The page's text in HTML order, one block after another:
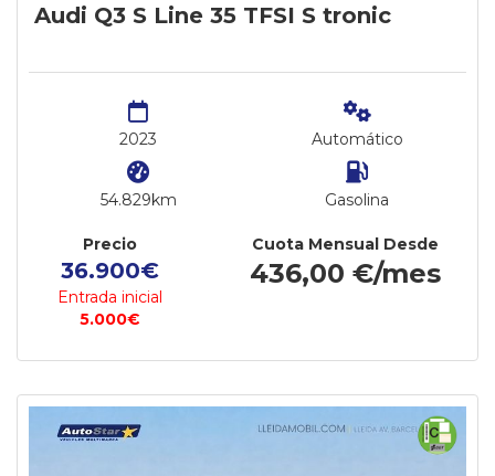
Audi Q3 S Line 35 TFSI S tronic
2023
54.829km
Automático
Gasolina
Precio
36.900€
Entrada inicial
5.000€
Cuota Mensual Desde
436,00 €/mes